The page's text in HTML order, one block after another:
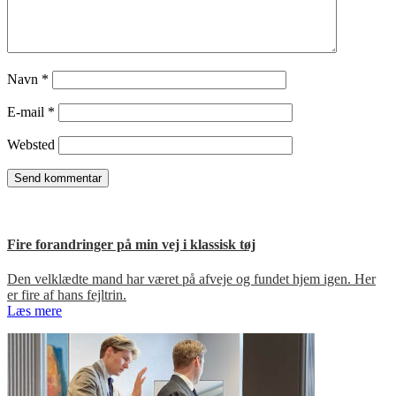
Navn *
E-mail *
Websted
Fire forandringer på min vej i klassisk tøj
Den velklædte mand har været på afveje og fundet hjem igen. Her
er fire af hans fejltrin.
Læs mere